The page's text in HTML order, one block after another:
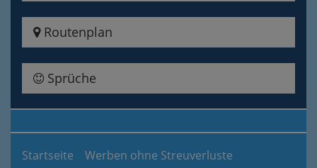
Routenplan
Sprüche
Startseite Werben ohne Streuverluste